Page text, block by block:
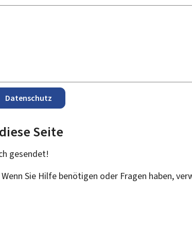
Datenschutz
Seite
gesendet!
Sie Hilfe benötigen oder Fragen haben,